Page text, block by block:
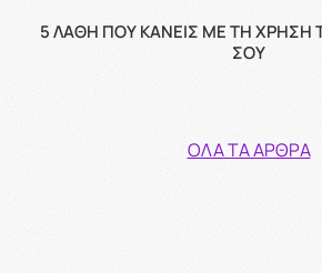
5 ΛΆΘΗ ΠΟΥ ΚΆΝΕΙΣ ΜΕ ΤΗ ΧΡΉΣΗ
ΣΟΥ
ΌΛΑ ΤΑ ΆΡΘΡΑ